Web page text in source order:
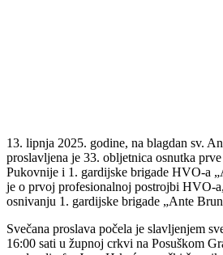
13. lipnja 2025. godine, na blagdan sv.
proslavljena je 33. obljetnica osnutka
Pukovnije i 1. gardijske brigade HVO-a
je o prvoj profesionalnoj postrojbi HVO-
osnivanju 1. gardijske brigade „Ante
Svečana proslava počela je slavljenjem
16:00 sati u župnoj crkvi na Posuškom